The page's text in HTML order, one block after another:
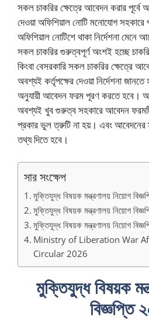
সকল চাকরির ক্ষেত্রে আবেদন করার পূর্বে
দেওয়া অফিশিয়াল নোটি মনোযোগ
অফিশিয়াল নোটিশে থাকা নির্দেশনা মেনে
সকল চাকরির গুরুত্বপূর্ণ অংশই হচ্ছে
কিংবা বেসরকারি সকল চাকরির ক্ষেত্রে
অবশ্যই কর্তৃপক্ষের দেওয়া নির্দেশনা
অনুযায়ী আবেদন ফরম পূরণ করতে হবে।
অবশ্যই খুব গুরুত্ব সহকারে আবেদন
প্রকার ভুল ত্রুটি না হয়। এবং
তথ্য দিতে হবে।
সার সংক্ষেপ
মুক্তিযুদ্ধ বিষয়ক মন্ত্রণালয় নিয়োগ
মুক্তিযুদ্ধ বিষয়ক মন্ত্রণালয় নিয়োগ
মুক্তিযুদ্ধ বিষয়ক মন্ত্রণালয় নিয়োগ
Ministry of Liberation War
Circular 2026
মুক্তিযুদ্ধ বিষয়ক
বিজ্ঞপ্তি